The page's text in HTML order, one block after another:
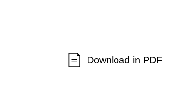
Download in PDF